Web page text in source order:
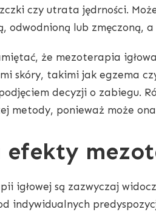
czy utrata jędrności.
odwodnioną lub zmęczoną,
że mezoterapia
skóry, takimi jak egzema
decyzji o zabiegu.
metody, ponieważ może
efekty
igłowej są zazwyczaj
indywidualnych